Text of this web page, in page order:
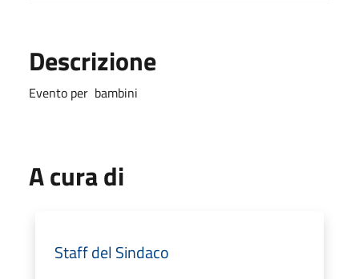
Descrizione
Evento per bambini
A cura di
Staff del Sindaco